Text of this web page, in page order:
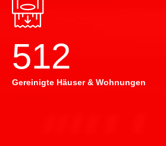
514
Gereinigte Häuser & Wohnungen